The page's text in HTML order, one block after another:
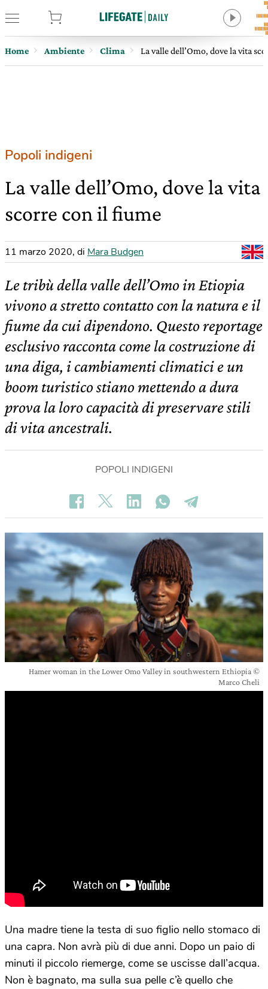
Home Ambiente Clima La valle dell’Omo, dove la vita
Popoli indigeni
La valle dell’Omo, dove la vita
scorre con il fiume
11 marzo 2020, di Mara Budgen
Le tribù della valle dell’Omo in Etiopia
vivono a stretto contatto con la natura e il
fiume da cui dipendono. Questo reportage
esclusivo racconta come la costruzione di
una diga, i cambiamenti climatici e un
boom turistico stiano mettendo a dura
prova la loro capacità di preservare stili
di vita ancestrali.
POPOLI INDIGENI
Hamer woman in the Lower Omo Valley in southwestern Ethiopia ©
Marco Cheli
Una madre tiene la testa di suo figlio nello stomaco di
una capra. Non avrà più di due anni. Dopo un paio di
minuti il piccolo riemerge, come se uscisse dall’acqua.
Non è bagnato, ma sulla sua pelle c’è quello che